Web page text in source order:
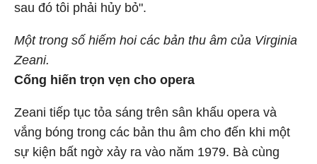
sau đó tôi phải hủy bỏ".
Một trong số hiếm hoi các bản thu âm của Virginia
Zeani.
Cống hiến trọn vẹn cho opera
Zeani tiếp tục tỏa sáng trên sân khấu opera và
vắng bóng trong các bản thu âm cho đến khi một
sự kiện bất ngờ xảy ra vào năm 1979. Bà cùng